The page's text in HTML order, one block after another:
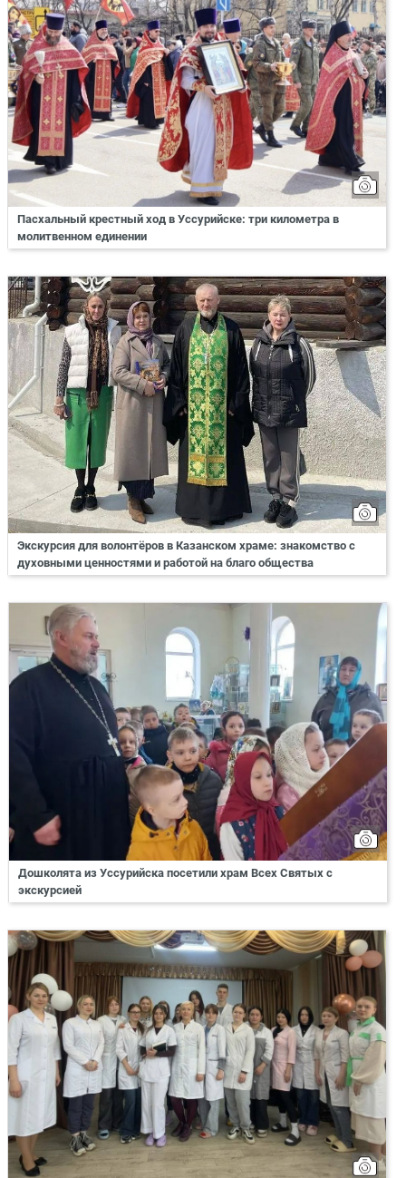
Пасхальный крестный ход в Уссурийске: три километра в
молитвенном единении
Экскурсия для волонтёров в Казанском храме: знакомство с
духовными ценностями и работой на благо общества
Дошколята из Уссурийска посетили храм Всех Святых с
экскурсией